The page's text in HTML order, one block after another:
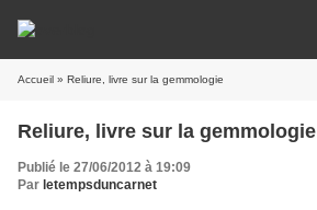
Accueil » Reliure, livre sur la gemmologie
Reliure, livre sur la gemmologie
Publié le 27/06/2012 à 19:09
Par letempsduncarnet